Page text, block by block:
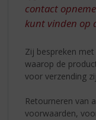
contact
kunt vinden op
Zij bespreken
waarop de
voor verzending
Retourneren van
voorwaarden,